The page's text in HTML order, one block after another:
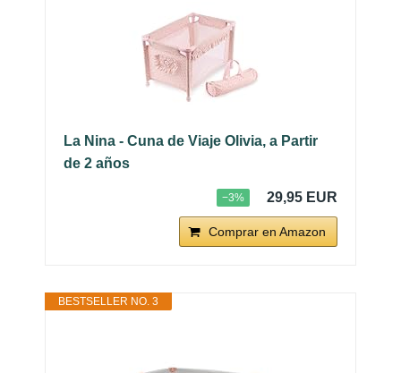
La Nina - Cuna de Viaje Olivia, a Partir
de 2 años
−3% 29,95 EUR
Comprar en Amazon
BESTSELLER NO. 3